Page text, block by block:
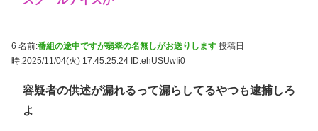
6 名前:番組の途中ですが翡翠の名無しがお送りします 投稿日
時:2025/11/04(火) 17:45:25.24 ID:ehUSUwIi0
容疑者の供述が漏れるって漏らしてるやつも逮捕しろ
よ